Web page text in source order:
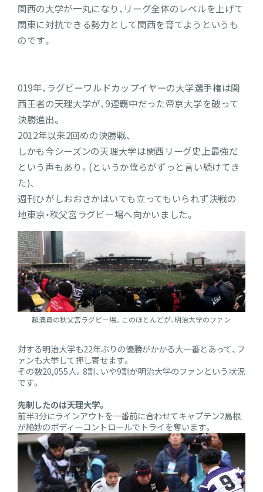
関西の大学が一丸になり、リーグ全体のレベルを上げて
関東に対抗できる勢力として関西を育てようというも
のです。
019年、ラグビーワルドカップイヤーの大学選手権は関
西王者の天理大学が、9連覇中だった帝京大学を破って
決勝進出。
2012年以来2回めの決勝戦、
しかも今シーズンの天理大学は関西リーグ史上最強だ
という声もあり。(というか僕らがずっと言い続けてき
た)、
週刊ひがしおおさかはいても立ってもいられず決戦の
地東京・秩父宮ラグビー場へ向かいました。
超満員の秩父宮ラグビー場。このほとんどが、明治大学のファン
対する明治大学も22年ぶりの優勝がかかる大一番とあって、フ
ァンも大挙して押し寄せます。
その数20,055人。8割、いや9割が明治大学のファンという状況
です。
先制したのは天理大学。
前半3分にラインアウトを一番前に合わせてキャプテン2島根
が絶妙のボディーコントロールでトライを奪います。